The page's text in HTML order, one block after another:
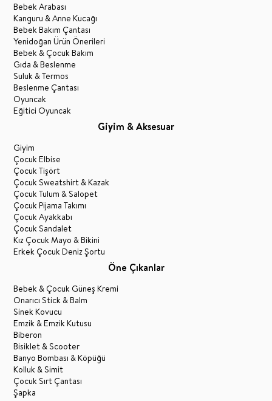
Bebek Arabası
Kanguru & Anne Kucağı
Bebek Bakım Çantası
Yenidoğan Ürün Önerileri
Bebek & Çocuk Bakım
Gıda & Beslenme
Suluk & Termos
Beslenme Çantası
Oyuncak
Eğitici Oyuncak
Giyim & Aksesuar
Giyim
Çocuk Elbise
Çocuk Tişört
Çocuk Sweatshirt & Kazak
Çocuk Tulum & Salopet
Çocuk Pijama Takımı
Çocuk Ayakkabı
Çocuk Sandalet
Kız Çocuk Mayo & Bikini
Erkek Çocuk Deniz Şortu
Öne Çıkanlar
Bebek & Çocuk Güneş Kremi
Onarıcı Stick & Balm
Sinek Kovucu
Emzik & Emzik Kutusu
Biberon
Bisiklet & Scooter
Banyo Bombası & Köpüğü
Kolluk & Simit
Çocuk Sırt Çantası
Şapka